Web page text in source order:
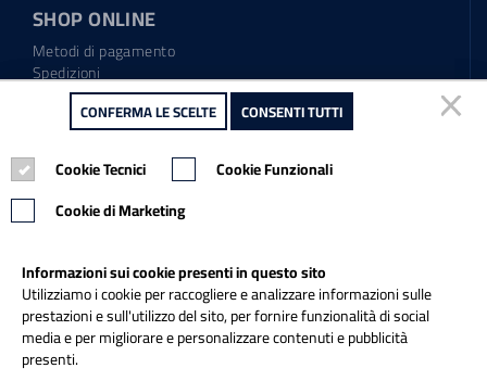
SHOP ONLINE
Metodi di pagamento
Spedizioni
Regolamento garanzia
Diritto di recesso
Tel.: 0865.904373
Email:info@italiapulitasrl.it
CONFERMA LE SCELTE CONSENTI TUTTI
Cookie Tecnici
Cookie Funzionali
Cookie di Marketing
Informazioni sui cookie presenti in questo sito
Utilizziamo i cookie per raccogliere e analizzare informazioni sulle
prestazioni e sull'utilizzo del sito, per fornire funzionalità di social
media e per migliorare e personalizzare contenuti e pubblicità
presenti.
CONFERMA LE SCELTE CONSENTI TUTTI
Cookie Tecnici
Cookie Funzionali
Cookie di Marketing
Informazioni sui cookie presenti in questo sito
Utilizziamo i cookie per raccogliere e analizzare informazioni sulle
prestazioni e sull'utilizzo del sito, per fornire funzionalità di social
media e per migliorare e personalizzare contenuti e pubblicità
presenti.